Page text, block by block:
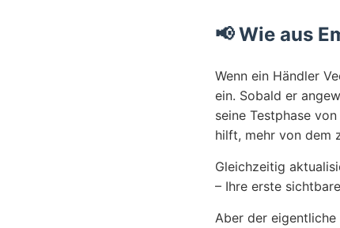
📢 Wie aus
Wenn ein Händler
ein. Sobald er
seine Testphase
hilft, mehr von dem
Gleichzeitig
– Ihre erste
Aber der